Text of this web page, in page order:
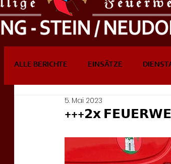
ALLE BERICHTE EINSÄTZE
DREHLEITEREINSÄTZE
+++𝟮𝘅
5. Mai 2023